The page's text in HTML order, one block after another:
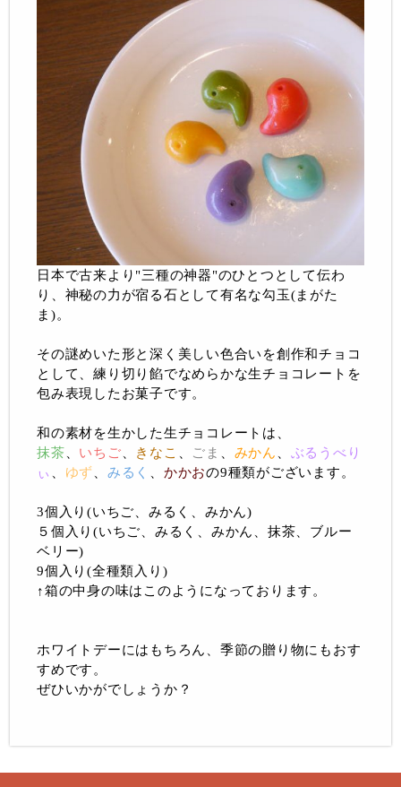
日本で古来より"三種の神器"のひとつとして伝わ
り、神秘の力が宿る石として有名な勾玉(まがた
ま)。
その謎めいた形と深く美しい色合いを創作和チョコ
として、練り切り餡でなめらかな生チョコレートを
包み表現したお菓子です。
和の素材を生かした生チョコレートは、
抹茶
いちご きなこ ごま みかん
ぶるうべり
ぃ
ゆず みるく かかおの9種類がございます。
3個入り(いちご、みるく、みかん)
５個入り(いちご、みるく、みかん、抹茶、ブルー
ベリー)
9個入り(全種類入り)
↑箱の中身の味はこのようになっております。
ホワイトデーにはもちろん、季節の贈り物にもおす
すめです。
ぜひいかがでしょうか？